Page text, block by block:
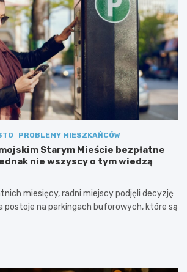
PROBLEMY MIESZKAŃCÓW
Starym Mieście bezpłatne
nie wszyscy o tym wiedzą
miesięcy, radni miejscy podjęli decyzję
postoje na parkingach buforowych, które są